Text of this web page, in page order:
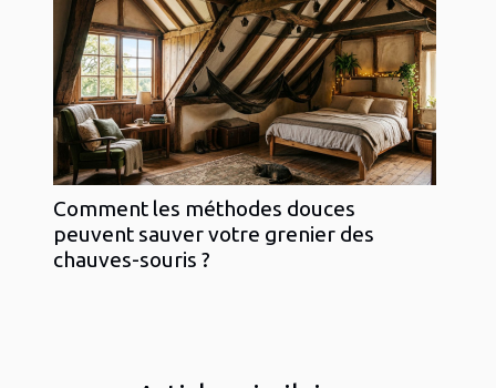
Comment les méthodes douces
peuvent sauver votre grenier des
chauves-souris ?